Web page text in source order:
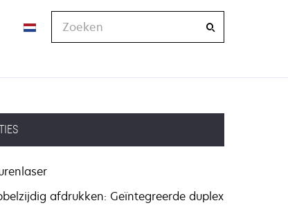
Zoeken
afdrukken: Geïntegreerde duplex